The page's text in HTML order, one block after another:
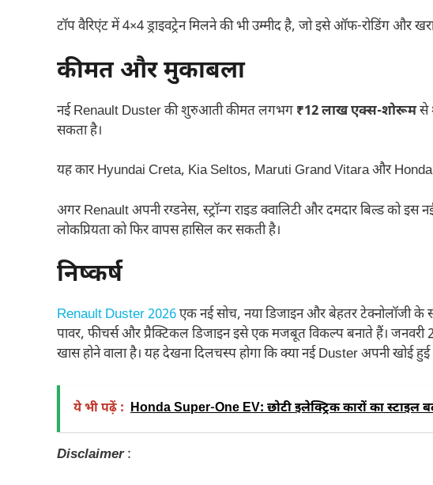
टॉप वैरिएंट में 4×4 ड्राइवट्रेन मिलने की भी उम्मीद है, जो इसे ऑफ-रोडिंग और
कीमत और मुकाबला
नई Renault Duster की शुरुआती कीमत लगभग ₹12 लाख एक्स-शोरूमसे
सकता है।
यह कार Hyundai Creta, Kia Seltos, Maruti Grand Vitara और Honda
अगर Renault अपनी रग्डनेस, स्ट्रॉन्ग राइड क्वालिटी और दमदार बिल्ड को इस
लोकप्रियता को फिर वापस हासिल कर सकती है।
निष्कर्ष
Renault Duster 2026एक नई सोच, नया डिजाइन और बेहतर टेक्नोलॉजी के
पावर, फीचर्स और प्रैक्टिकल डिजाइन इसे एक मजबूत विकल्प बनाते हैं। जनवरी
खास होने वाला है। यह देखना दिलचस्प होगा कि क्या नई Duster अपनी खोई
ये भी पढ़ें : Honda Super-One EV: छोटी इलेक्ट्रिक कारों का
Disclaimer: